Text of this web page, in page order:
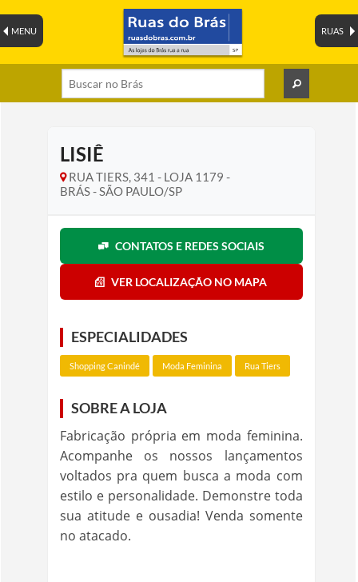
RUAS
MENU
LISIÊ
RUA TIERS, 341 - LOJA 1179 -
BRÁS - SÃO PAULO/SP
CONTATOS E REDES SOCIAIS
VER LOCALIZAÇÃO NO MAPA
ESPECIALIDADES
Shopping Canindé Moda Feminina Rua Tiers
SOBRE A LOJA
Fabricação própria em moda feminina.
Acompanhe os nossos lançamentos
voltados pra quem busca a moda com
estilo e personalidade. Demonstre toda
sua atitude e ousadia! Venda somente
no atacado.